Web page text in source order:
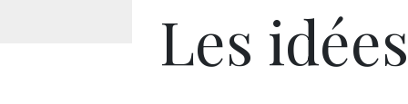
Les